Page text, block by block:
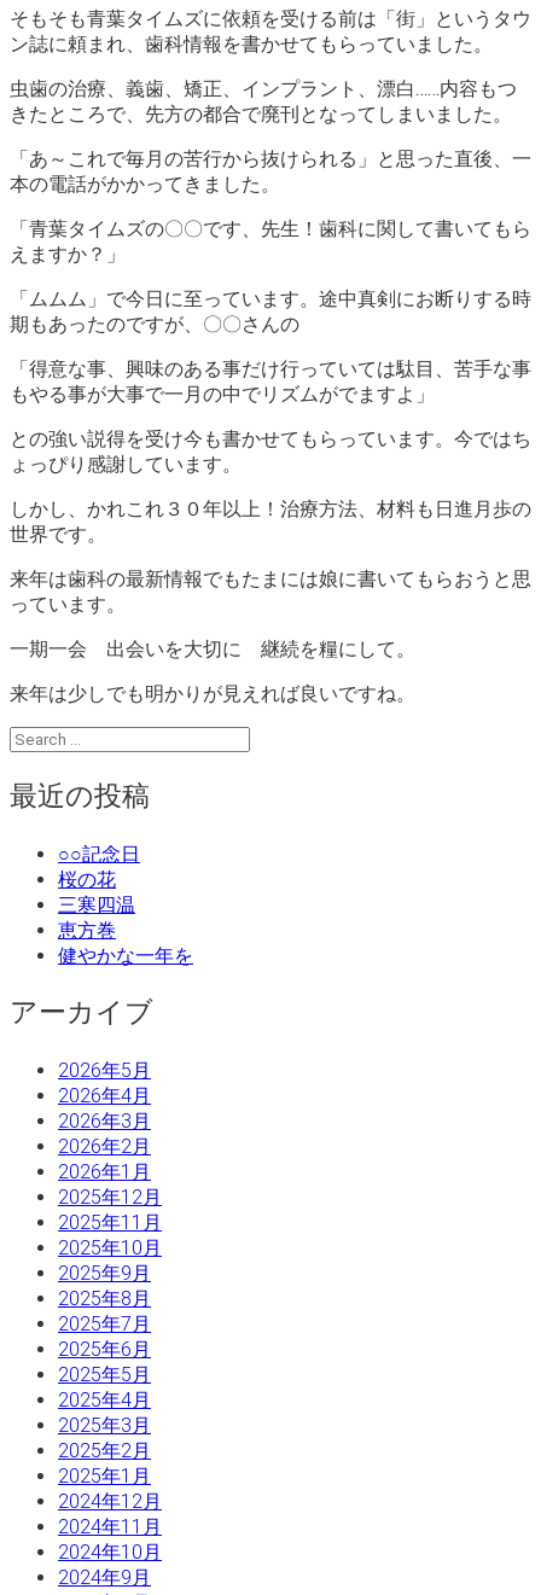
そもそも青葉タイムズに依頼を受ける前は「街」というタウ
ン誌に頼まれ、歯科情報を書かせてもらっていました。
虫歯の治療、義歯、矯正、インプラント、漂白……内容もつ
きたところで、先方の都合で廃刊となってしまいました。
「あ～これで毎月の苦行から抜けられる」と思った直後、一
本の電話がかかってきました。
「青葉タイムズの〇〇です、先生！歯科に関して書いてもら
えますか？」
「ムムム」で今日に至っています。途中真剣にお断りする時
期もあったのですが、〇〇さんの
「得意な事、興味のある事だけ行っていては駄目、苦手な事
もやる事が大事で一月の中でリズムがでますよ」
との強い説得を受け今も書かせてもらっています。今ではち
ょっぴり感謝しています。
しかし、かれこれ３０年以上！治療方法、材料も日進月歩の
世界です。
来年は歯科の最新情報でもたまには娘に書いてもらおうと思
っています。
一期一会 出会いを大切に 継続を糧にして。
来年は少しでも明かりが見えれば良いですね。
最近の投稿
○○記念日
桜の花
三寒四温
恵方巻
健やかな一年を
アーカイブ
2026年5月
2026年4月
2026年3月
2026年2月
2026年1月
2025年12月
2025年11月
2025年10月
2025年9月
2025年8月
2025年7月
2025年6月
2025年5月
2025年4月
2025年3月
2025年2月
2025年1月
2024年12月
2024年11月
2024年10月
2024年9月